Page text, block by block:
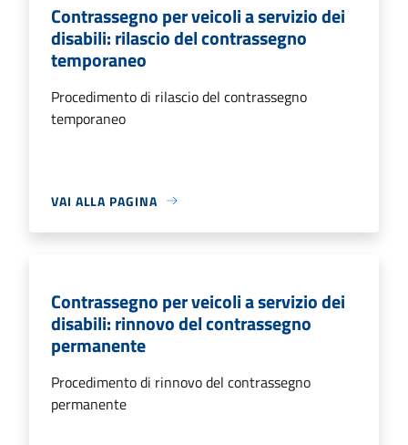
Contrassegno per veicoli a servizio dei
disabili: rilascio del contrassegno
temporaneo
Procedimento di rilascio del contrassegno
temporaneo
VAI ALLA PAGINA
Contrassegno per veicoli a servizio dei
disabili: rinnovo del contrassegno
permanente
Procedimento di rinnovo del contrassegno
permanente